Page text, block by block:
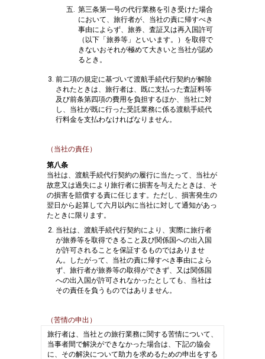
第三条第一号の代行業務を引き受けた場合
において、旅行者が、当社の責に帰すべき
事由によらず、旅券、査証又は再入国許可
（以下「旅券等」といいます。）を取得で
きないおそれが極めて大きいと当社が認め
るとき。
前二項の規定に基づいて渡航手続代行契約が解除
されたときは、旅行者は、既に支払った査証料等
及び前条第四項の費用を負担するほか、当社に対
し、当社が既に行った受託業務に係る渡航手続代
行料金を支払わなければなりません。
（当社の責任）
第八条
当社は、渡航手続代行契約の履行に当たって、当社が
故意又は過失により旅行者に損害を与えたときは、そ
の損害を賠償する責に任じます。ただし、損害発生の
翌日から起算して六月以内に当社に対して通知があっ
たときに限ります。
当社は、渡航手続代行契約により、実際に旅行者
が旅券等を取得できること及び関係国への出入国
が許可されることを保証するものではありませ
ん。したがって、当社の責に帰すべき事由によら
ず、旅行者が旅券等の取得ができず、又は関係国
への出入国が許可されなかったとしても、当社は
その責任を負うものではありません。
（苦情の申出）
旅行者は、当社との旅行業務に関する苦情について、
当事者間で解決ができなかった場合は、下記の協会
に、その解決について助力を求めるための申出をする